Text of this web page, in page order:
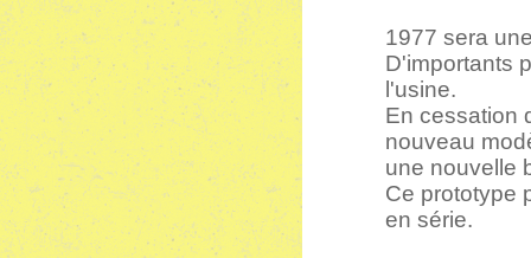
1977 sera
D'importants
l'usine.
En cessation
nouveau
une nouvelle
Ce prototype
en série.